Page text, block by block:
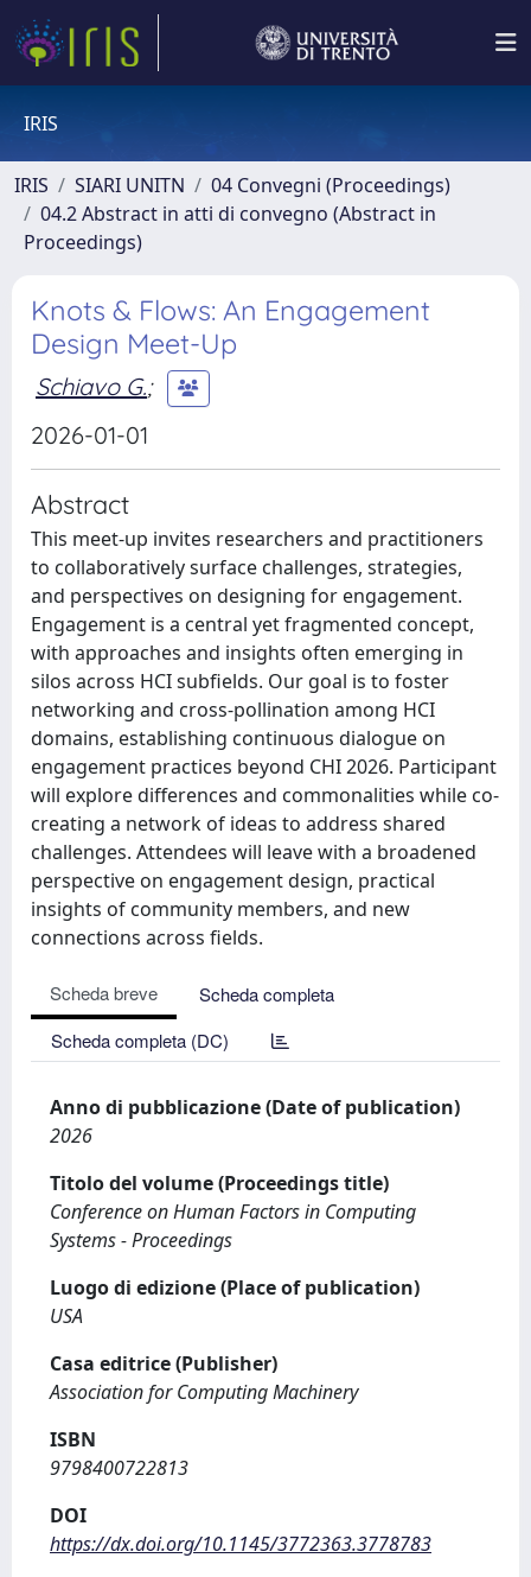
IRIS
IRIS SIARI UNITN
04 Convegni (Proceedings)
04.2 Abstract in atti di convegno (Abstract in
Proceedings)
Knots & Flows: An Engagement
Design Meet-Up
Schiavo G.;
2026-01-01
Abstract
This meet-up invites researchers and practitioners
to collaboratively surface challenges, strategies,
and perspectives on designing for engagement.
Engagement is a central yet fragmented concept,
with approaches and insights often emerging in
silos across HCI subfields. Our goal is to foster
networking and cross-pollination among HCI
domains, establishing continuous dialogue on
engagement practices beyond CHI 2026. Participant
will explore differences and commonalities while co-
creating a network of ideas to address shared
challenges. Attendees will leave with a broadened
perspective on engagement design, practical
insights of community members, and new
connections across fields.
Scheda breve
Scheda completa
Scheda completa (DC)
Anno di pubblicazione (Date of publication)
2026
Titolo del volume (Proceedings title)
Conference on Human Factors in Computing
Systems - Proceedings
Luogo di edizione (Place of publication)
USA
Casa editrice (Publisher)
Association for Computing Machinery
ISBN
9798400722813
DOI
https://dx.doi.org/10.1145/3772363.3778783